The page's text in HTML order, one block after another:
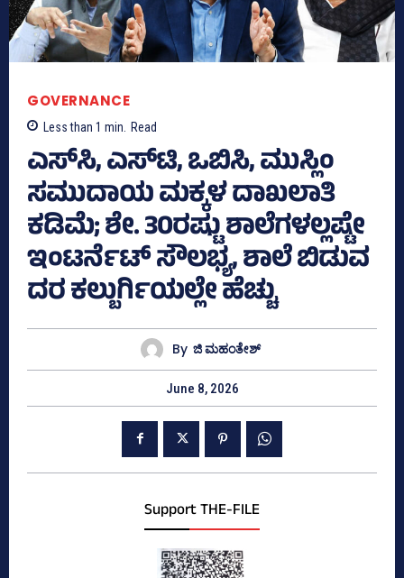
GOVERNANCE
Less than 1 min. Read
ಎಸ್‌ಸಿ, ಎಸ್‌ಟಿ, ಒಬಿಸಿ, ಮುಸ್ಲಿಂ
ಸಮುದಾಯ ಮಕ್ಕಳ ದಾಖಲಾತಿ
ಕಡಿಮೆ; ಶೇ. 30ರಷ್ಟು ಶಾಲೆಗಳಲ್ಲಷ್ಟೇ
ಇಂಟರ್ನೆಟ್‌ ಸೌಲಭ್ಯ, ಶಾಲೆ ಬಿಡುವ
ದರ ಕಲ್ಬುರ್ಗಿಯಲ್ಲೇ ಹೆಚ್ಚು
By ಜಿ ಮಹಂತೇಶ್
June 8, 2026
Support THE-FILE